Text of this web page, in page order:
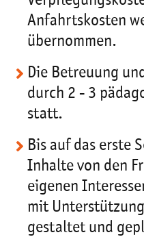
Anfahrtskosten
übernommen.
Die Betreuung
durch 2 - 3
statt.
Bis auf das erste
Inhalte von den
eigenen
mit
gestaltet und